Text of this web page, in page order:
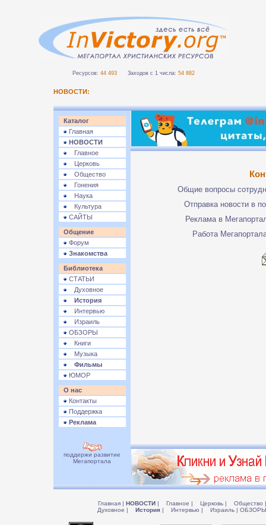
Ресурсов: 44 493 Заходов с 1 числа: 54 882
НОВОСТИ:
Каталог
Главная
НОВОСТИ
Главное
Церковь
Общество
Гонения
Наука
Культура
САЙТЫ
Общение
Форум
Знакомства
Библиотека
СТАТЬИ
Духовное
История
Интервью
Израиль
ОБЗОРЫ
Книги
Музыка
Фильмы
ЮМОР
О нас
Контакты
Поддержка
Реклама
Общие вопросы
Отправка новости в
Реклама в
Работа
поддержи развитие
Мегапортала
Главная | НОВОСТИ | Главное | Церковь | Общество |
Духовное | История | Интервью | Израиль |